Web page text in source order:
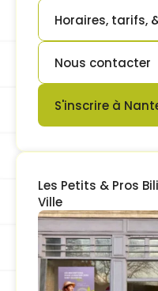
Horaires, tarifs,
Nous contacter
Button
S'inscrire à
Les Petits & Pros
Ville